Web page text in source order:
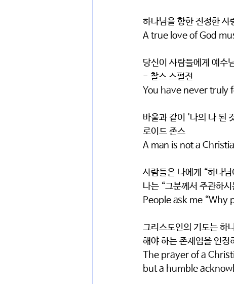
하나님을 향한 진정한
A true love of God
당신이 사람들에게 예수
- 찰스 스펄전
You have never truly
바울과 같이 '나의 나 된
로이드 존스
A man is not a
사람들은 나에게 “하나
나는 “그분께서 주관하
People ask me “Why
그리스도인의 기도는 하
해야 하는 존재임을 인
The prayer of a
but a humble